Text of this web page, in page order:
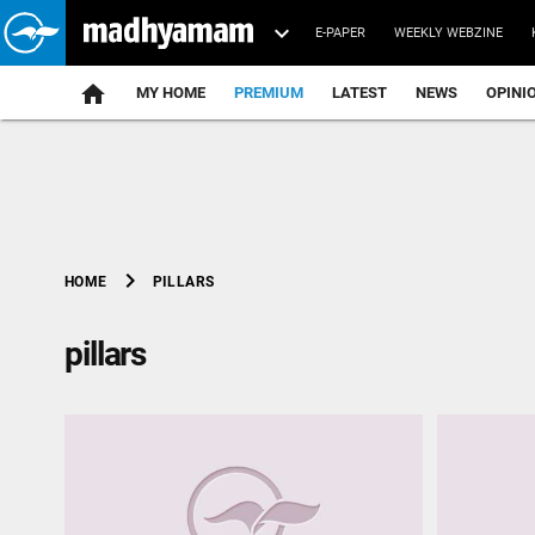
E-PAPER WEEKLY WEBZINE
home MY HOME PREMIUM LATEST NEWS
HOME chevron_right PILLARS
pillars